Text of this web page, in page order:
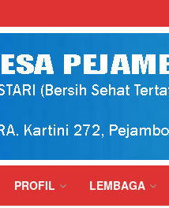
PROFIL LEMBAGA